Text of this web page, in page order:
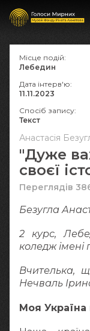
Анастасія
"Дуже
своєї
Переглядів
Безугла
2 курс,
коледж
Вчителька,
Нечваль
Моя Україна
Місце подій:
Лебедин
Дата інтерв'ю:
11.11.2023
Спосіб запису:
Текст